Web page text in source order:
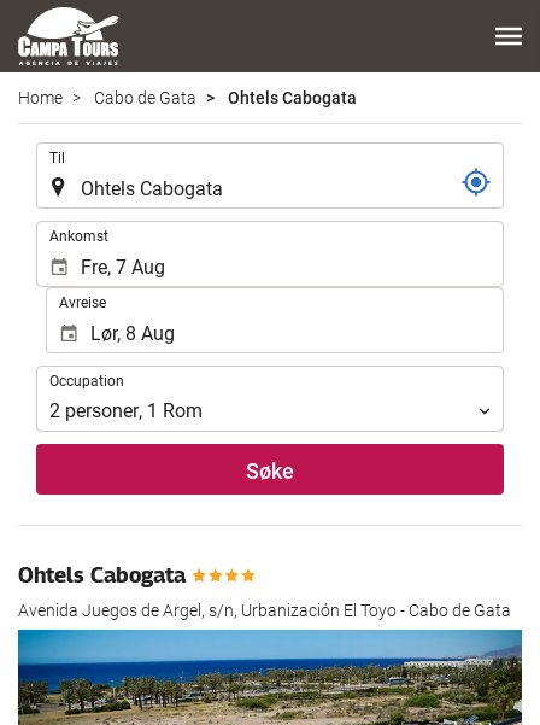
Home Cabo de Gata Ohtels Cabogata
Til
Ankomst
Avreise
Occupation
Occupation
2 personer, 1 Rom
Søke
Ohtels Cabogata
Avenida Juegos de Argel, s/n, Urbanización El Toyo - Cabo de Gata